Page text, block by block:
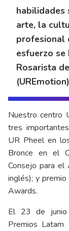
habilidades
arte, la
profesional
esfuerzo
Rosarista
Nuestro centro
tres
UR Pheel en
Bronce en el
Consejo para el
inglés); y
Awards.
El 23 de junio
Premios